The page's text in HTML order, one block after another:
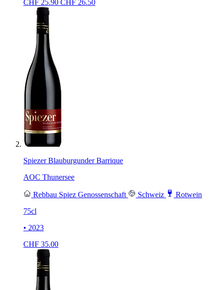
CHF 25.90 CHF 26.50
Spiezer Blauburgunder Barrique
AOC Thunersee
Rebbau Spiez Genossenschaft Schweiz
Rotwein
75cl
• 2023
CHF 35.00